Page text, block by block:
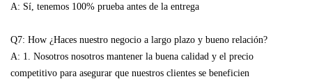
A: Sí, tenemos 100% prueba antes de la entrega
Q7: How ¿Haces nuestro negocio a largo plazo y bueno relación?
A: 1. Nosotros nosotros mantener la buena calidad y el precio
competitivo para asegurar que nuestros clientes se beneficien